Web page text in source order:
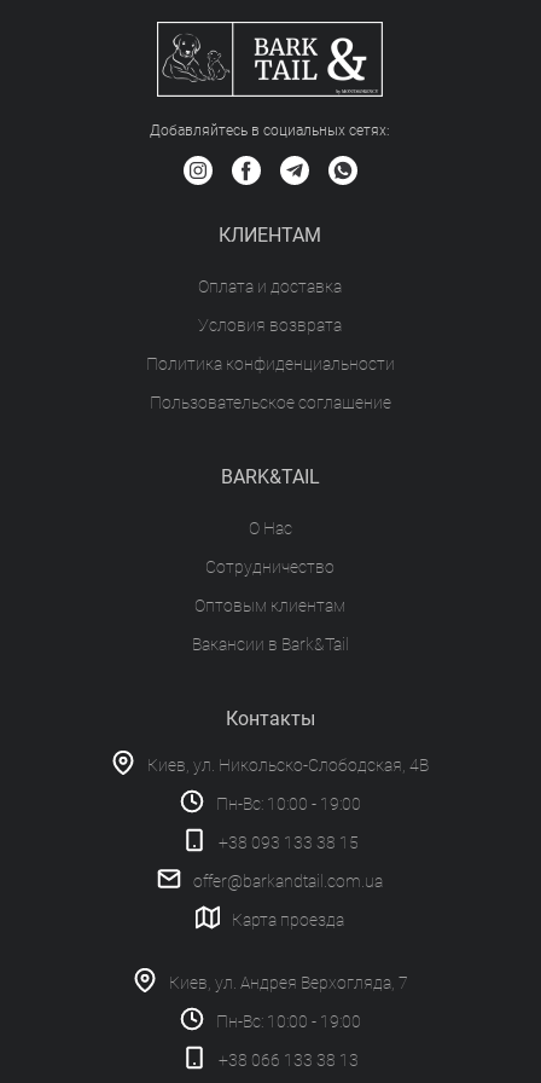
Добавляйтесь в социальных сетяx:
КЛИЕНТАМ
Оплата и доставка
Условия возврата
Политика конфиденциальности
Пользовательское соглашение
BARK&TAIL
О Нас
Сотрудничество
Оптовым клиентам
Вакансии в Bark&Tail
Контакты
Киев, ул. Никольско-Слободская, 4В
Пн-Вс: 10:00 - 19:00
+38 093 133 38 15
offer@barkandtail.com.ua
Карта проезда
Киев, ул. Андрея Верхогляда, 7
Пн-Вс: 10:00 - 19:00
+38 066 133 38 13